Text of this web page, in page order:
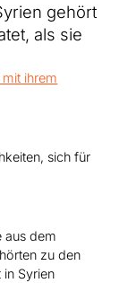
gehört
als sie
sich für
aus dem
zu den
Syrien